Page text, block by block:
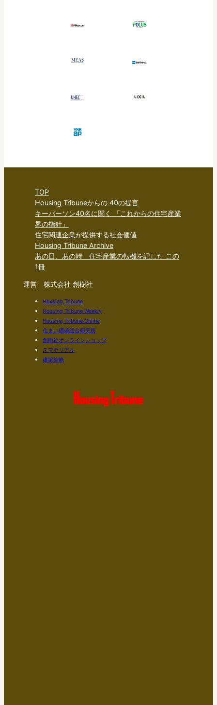
TOP
Housing Tribuneからの 40の提言
キーパーソン40名に聞く 「これからの住宅産業
界の指針」
住宅関連企業が提供する社会価値
Housing Tribune Archive
あの日、あの時 住宅産業の転機を記した この
1冊
運営 株式会社 創樹社
Housing Tribune
Housing Tribune Weekly
Housing Tribune Online
住まい価値総合研究所
創樹社オンラインショップ
スマテリアル
建築知能